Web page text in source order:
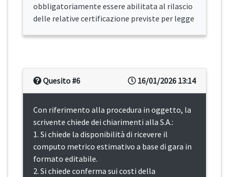
obbligatoriamente essere abilitata al rilascio
delle relative certificazione previste per legge
16/01/2026 13:14
Quesito #6
Con riferimento alla procedura in oggetto, la
scrivente chiede dei chiarimenti alla S.A.:
1. Si chiede la disponibilità di ricevere il
computo metrico estimativo a base di gara in
formato editabile.
2. Si chiede conferma sui costi della